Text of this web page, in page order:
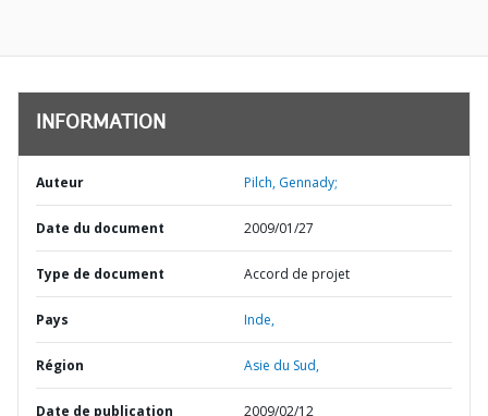
INFORMATION
Auteur Pilch, Gennady;
Date du document 2009/01/27
Type de document Accord de projet
Pays Inde,
Région Asie du Sud,
Date de publication 2009/02/12